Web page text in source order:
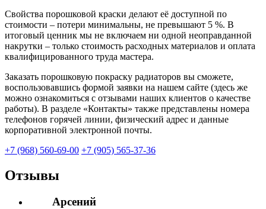
Свойства порошковой краски делают её доступной по
стоимости – потери минимальны, не превышают 5 %. В
итоговый ценник мы не включаем ни одной неоправданной
накрутки – только стоимость расходных материалов и оплата
квалифицированного труда мастера.
Заказать порошковую покраску радиаторов вы сможете,
воспользовавшись формой заявки на нашем сайте (здесь же
можно ознакомиться с отзывами наших клиентов о качестве
работы). В разделе «Контакты» также представлены номера
телефонов горячей линии, физический адрес и данные
корпоративной электронной почты.
+7 (968) 560-69-00 +7 (905) 565-37-36
Отзывы
Арсений